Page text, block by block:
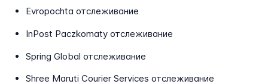
Evropochta отслеживание
InPost Paczkomaty отслеживание
Spring Global отслеживание
Shree Maruti Courier Services отслеживание